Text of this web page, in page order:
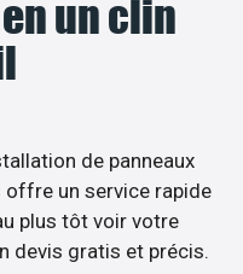
un clin
de panneaux
un service rapide
plus tôt voir votre
devis gratis et précis.